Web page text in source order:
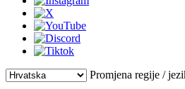
Promjena regije /